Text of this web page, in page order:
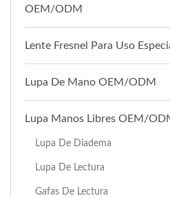
OEM/ODM
Lente Fresnel Para Uso
Lupa De Mano OEM/ODM
Lupa Manos Libres OEM/
Lupa De Diadema
Lupa De Lectura
Gafas De Lectura